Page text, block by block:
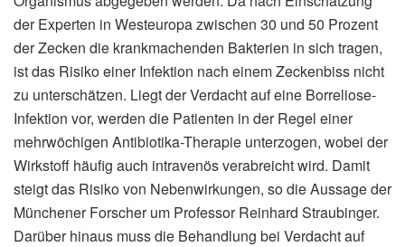
der Experten in Westeuropa zwischen 30 und 50 Prozent
der Zecken die krankmachenden Bakterien in sich tragen,
ist das Risiko einer Infektion nach einem Zeckenbiss nicht
zu unterschätzen. Liegt der Verdacht auf eine Borreliose-
Infektion vor, werden die Patienten in der Regel einer
mehrwöchigen Antibiotika-Therapie unterzogen, wobei der
Wirkstoff häufig auch intravenös verabreicht wird. Damit
steigt das Risiko von Nebenwirkungen, so die Aussage der
Münchener Forscher um Professor Reinhard Straubinger.
Darüber hinaus muss die Behandlung bei Verdacht auf